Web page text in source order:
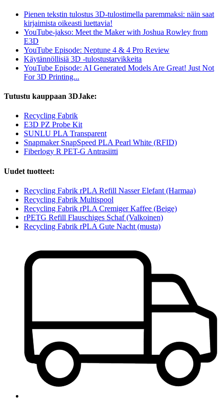
Pienen tekstin tulostus 3D-tulostimella paremmaksi: näin saat
kirjaimista oikeasti luettavia!
YouTube-jakso: Meet the Maker with Joshua Rowley from
E3D
YouTube Episode: Neptune 4 & 4 Pro Review
Käytännöllisiä 3D -tulostustarvikkeita
YouTube Episode: AI Generated Models Are Great! Just Not
For 3D Printing...
Tutustu kauppaan 3DJake:
Recycling Fabrik
E3D PZ Probe Kit
SUNLU PLA Transparent
Snapmaker SnapSpeed PLA Pearl White (RFID)
Fiberlogy R PET-G Antrasiitti
Uudet tuotteet:
Recycling Fabrik rPLA Refill Nasser Elefant (Harmaa)
Recycling Fabrik Multispool
Recycling Fabrik rPLA Cremiger Kaffee (Beige)
rPETG Refill Flauschiges Schaf (Valkoinen)
Recycling Fabrik rPLA Gute Nacht (musta)